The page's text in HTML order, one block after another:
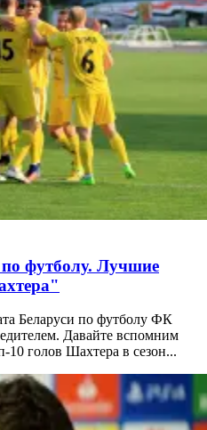
футболу. Лучшие
Беларуси по футболу ФК
Давайте вспомним
10 голов Шахтера в сезон...